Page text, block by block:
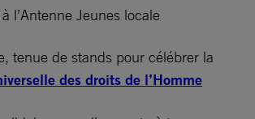
l’Antenne Jeunes locale
tenue de stands pour célébrer la
des droits de l’Homme